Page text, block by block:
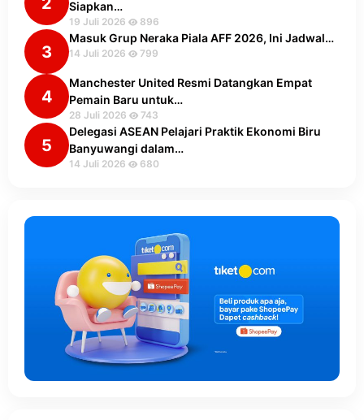
Siapkan…
19 Juli 2026 896
3
Masuk Grup Neraka Piala AFF 2026, Ini Jadwal…
14 Juli 2026 799
4
Manchester United Resmi Datangkan Empat
Pemain Baru untuk…
28 Juli 2026 743
5
Delegasi ASEAN Pelajari Praktik Ekonomi Biru
Banyuwangi dalam…
14 Juli 2026 680